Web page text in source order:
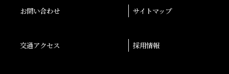
お問い合わせ サイトマップ
交通アクセス 採用情報